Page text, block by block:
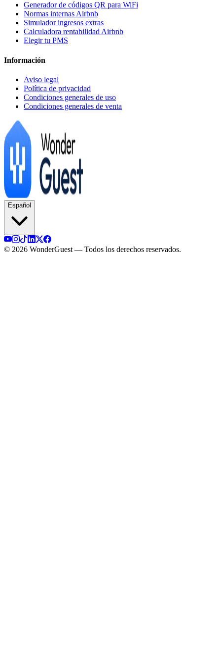
Generador de códigos QR para WiFi
Normas internas Airbnb
Simulador ingresos extras
Calculadora rentabilidad Airbnb
Elegir tu PMS
Información
Aviso legal
Política de privacidad
Condiciones generales de uso
Condiciones generales de venta
Español
© 2026 WonderGuest — Todos los derechos reservados.